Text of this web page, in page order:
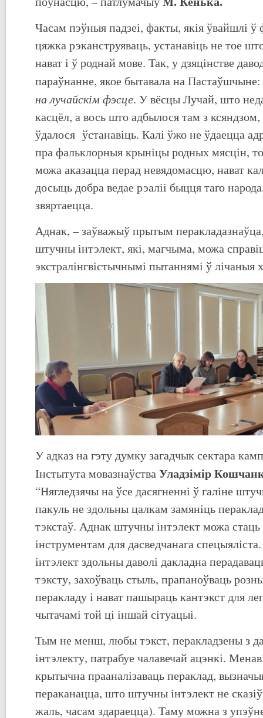
Часам пэўныя падзеі, факты, якія ўвайшлі
цяжка рэканструяваць, устанавіць не тое
нават і ў роднай мове. Так, у дзяцінстве
параўнанне, якое бытавала на Пастаўшчыне:
на лучайскім фэсце. У вёсцы Лучай, што
касцёл, а вось што адбылося там з
ўдалося ўстанавіць. Калі ўжо не ўдаецца
пра фальклорныя крыніцы родных мясцін,
можа аказацца перад невядомасцю, нават
досыць добра ведае рэаліі быцця таго
звяртаецца.
Аднак, – заўважыў прытым
штучны інтэлект, які, магчыма, можа
экстралінгвістычнымі пытаннямі ў лічаныя
У адказ на гэту думку загадчык сектара
Інстытута мовазнаўстваУладзімір
“Нягледзячы на ўсе дасягненні ў галіне
пакуль не здольны цалкам замяніць
тэкстаў. Аднак штучны інтэлект можа
інструментам для дасведчанага
інтэлект здольны даволі дакладна
тэксту, захоўваць стыль, прапаноўваць
перакладу і нават пашыраць кантэкст для
чытачамі той ці іншай сітуацыі.
Тым не менш, любы тэкст, перакладзены з
інтэлекту, патрабуе чалавечай ацэнкі.
крытычна прааналізаваць пераклад,
пераканацца, што штучны інтэлект не
жаль, часам здараецца). Таму можна з